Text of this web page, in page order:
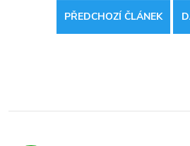
PŘEDCHOZÍ ČLÁNEK